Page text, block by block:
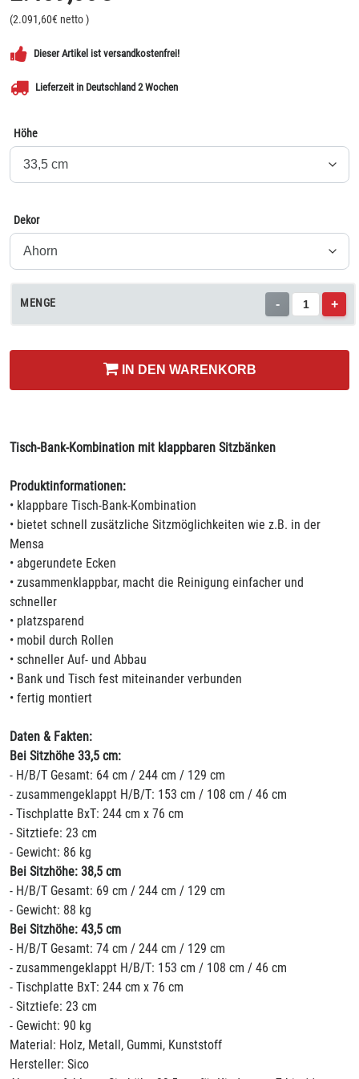
(2.091,60€ netto)
Dieser Artikel ist versandkostenfrei!
Lieferzeit in Deutschland 2 Wochen
Höhe
Dekor
MENGE - +
IN DEN WARENKORB
Tisch-Bank-Kombination mit klappbaren Sitzbänken
Produktinformationen:
• klappbare Tisch-Bank-Kombination
• bietet schnell zusätzliche Sitzmöglichkeiten wie z.B. in der
Mensa
• abgerundete Ecken
• zusammenklappbar, macht die Reinigung einfacher und
schneller
• platzsparend
• mobil durch Rollen
• schneller Auf- und Abbau
• Bank und Tisch fest miteinander verbunden
• fertig montiert
Daten & Fakten:
Bei Sitzhöhe 33,5 cm:
- H/B/T Gesamt: 64 cm / 244 cm / 129 cm
- zusammengeklappt H/B/T: 153 cm / 108 cm / 46 cm
- Tischplatte BxT: 244 cm x 76 cm
- Sitztiefe: 23 cm
- Gewicht: 86 kg
Bei Sitzhöhe: 38,5 cm
- H/B/T Gesamt: 69 cm / 244 cm / 129 cm
- Gewicht: 88 kg
Bei Sitzhöhe: 43,5 cm
- H/B/T Gesamt: 74 cm / 244 cm / 129 cm
- zusammengeklappt H/B/T: 153 cm / 108 cm / 46 cm
- Tischplatte BxT: 244 cm x 76 cm
- Sitztiefe: 23 cm
- Gewicht: 90 kg
Material: Holz, Metall, Gummi, Kunststoff
Hersteller: Sico